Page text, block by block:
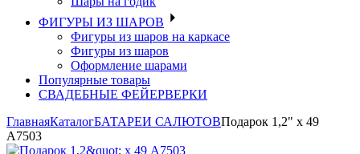
ФИГУРЫ ИЗ ШАРОВ
Фигуры из шаров на каркасе
Фигуры из шаров
Оформление шарами
Популярные товары
СВАДЕБНЫЕ ФЕЙЕРВЕРКИ
ГлавнаяКаталогБАТАРЕИ САЛЮТОВПодарок 1,2" х 49
А7503